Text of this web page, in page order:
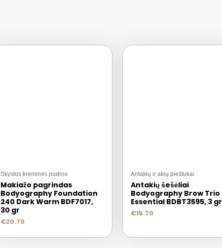
Skystos kreminės pudros
Makiažo pagrindas
Bodyography Foundation
240 Dark Warm BDF7017,
30 gr
€20.70
Antakių ir akių pieštukai
Antakių šešėliai
Bodyography Brow Trio
Essential BDBT3595, 3 gr
€15.70